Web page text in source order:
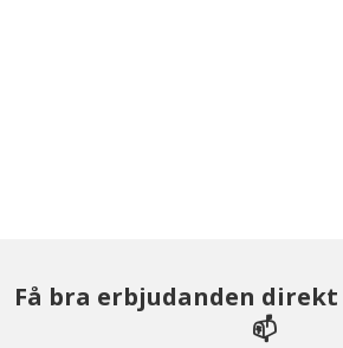
Få bra erbjudanden
📫